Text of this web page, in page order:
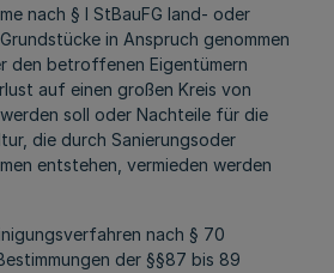
nach § l StBauFG land- oder
in Anspruch genommen
den betroffenen Eigentümern
auf einen großen Kreis von
soll oder Nachteile für die
die durch Sanierungsoder
entstehen, vermieden werden
nach § 70
der §§87 bis 89